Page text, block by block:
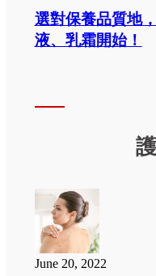
選對保養品質地
液、乳霜開始！
June 20, 2022